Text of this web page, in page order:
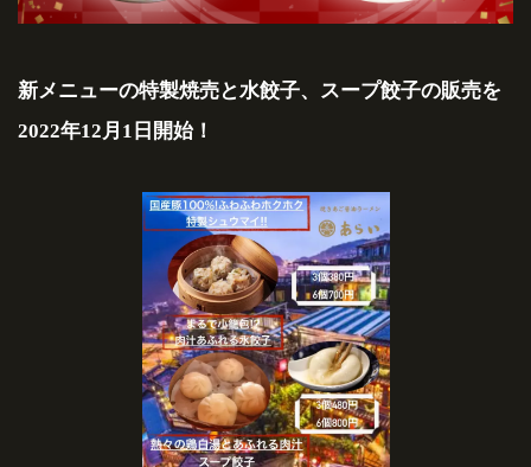
新メニューの特製焼売と水餃子、スープ餃子の販売を
2022年12月1日開始！